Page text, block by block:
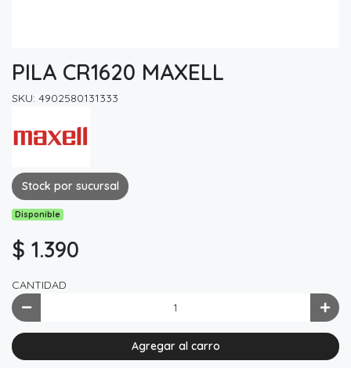
PILA CR1620 MAXELL
SKU: 4902580131333
Stock por sucursal
Disponible
$ 1.390
CANTIDAD
Agregar al carro